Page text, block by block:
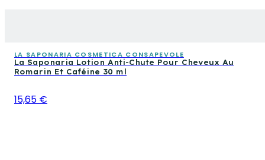
LA SAPONARIA COSMETICA CONSAPEVOLE
La Saponaria Lotion Anti-Chute Pour Cheveux Au
Romarin Et Caféine 30 ml
15,65 €